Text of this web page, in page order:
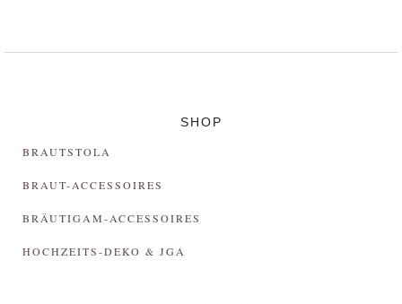
SHOP
BRAUTSTOLA
BRAUT-ACCESSOIRES
BRÄUTIGAM-ACCESSOIRES
HOCHZEITS-DEKO & JGA